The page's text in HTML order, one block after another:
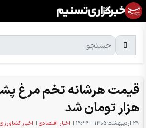
هزار تومان شد
29 ارديبهشت 1405 - 19:44 | اخبار اقتصادی | اخبار کشاورزی